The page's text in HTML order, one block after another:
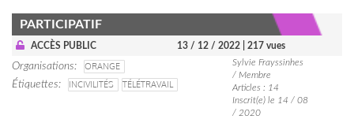
PARTICIPATIF
ACCÈS PUBLIC 13 / 12 / 2022 | 217 vues
Organisations
ORANGE
Étiquettes
INCIVILITÉS TÉLÉTRAVAIL
Sylvie Frayssinhes
/ Membre
Articles : 14
Inscrit(e) le 14 / 08
/ 2020